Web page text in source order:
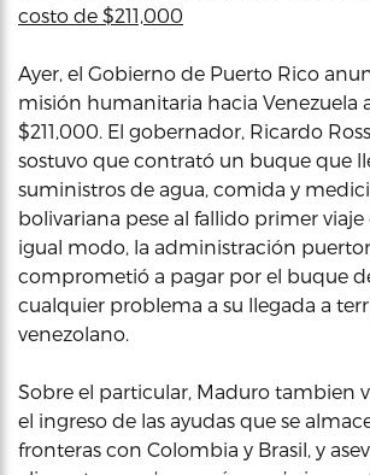
costo de $211,000
Ayer, el Gobierno de Puerto Rico
misión humanitaria hacia Venezuela
$211,000. El gobernador, Ricardo
sostuvo que contrató un buque que
suministros de agua, comida y
bolivariana pese al fallido primer viaje
igual modo, la administración
comprometió a pagar por el buque
cualquier problema a su llegada a
venezolano.
Sobre el particular, Maduro tambien
el ingreso de las ayudas que se
fronteras con Colombia y Brasil, y